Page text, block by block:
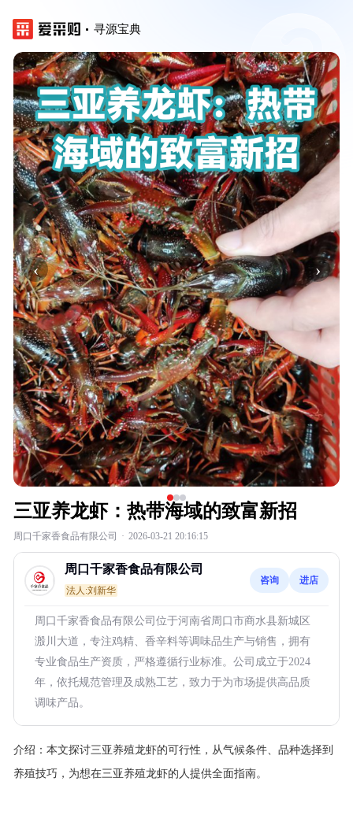
寻源宝典
‹ ›
三亚养龙虾：热带海域的致富新招
周口千家香食品有限公司 · 2026-03-21 20:16:15
周口千家香食品有限公司
法人:刘新华
咨询 进店
周口千家香食品有限公司位于河南省周口市商水县新城区
溵川大道，专注鸡精、香辛料等调味品生产与销售，拥有
专业食品生产资质，严格遵循行业标准。公司成立于2024
年，依托规范管理及成熟工艺，致力于为市场提供高品质
调味产品。
介绍： 本文探讨三亚养殖龙虾的可行性，从气候条件、品种选择到
养殖技巧，为想在三亚养殖龙虾的人提供全面指南。